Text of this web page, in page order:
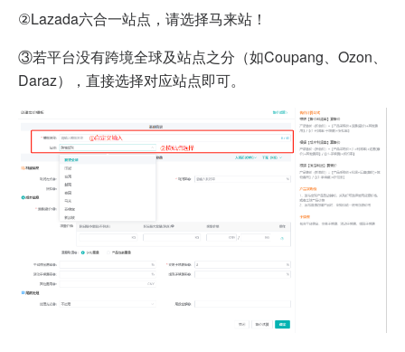
②Lazada六合一站点，请选择马来站！
③若平台没有跨境全球及站点之分（如Coupang、Ozon、
Daraz），直接选择对应站点即可。